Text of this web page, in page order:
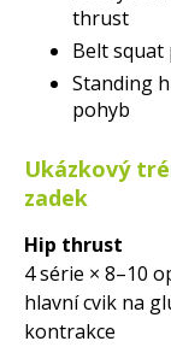
thrust
Belt squat
Standing
pohyb
Ukázkový
zadek
Hip thrust
4 série × 8–10
hlavní cvik na
kontrakce